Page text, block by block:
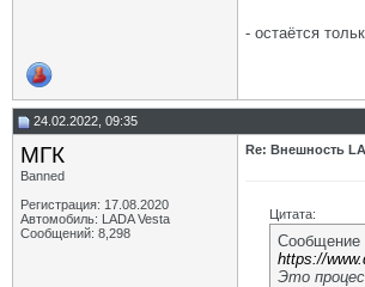
- остаётся
24.02.2022, 09:35
МГК
Banned
Регистрация: 17.08.2020
Автомобиль: LADA Vesta
Сообщений: 8,298
Re: Внешность
Цитата:
Сообщение
https://
Это